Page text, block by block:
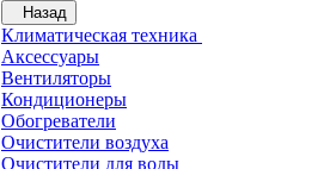
Назад
Климатическая техника
Аксессуары
Вентиляторы
Кондиционеры
Обогреватели
Очистители воздуха
Очистители для воды